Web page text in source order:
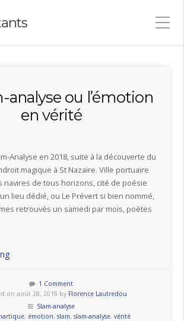
analyse ou l’émotion
en vérité
Analyse en 2018, suite à la découverte du
magique à St Nazaire. Ville portuaire
navires de tous horizons, cité de poésie
lieu dédié, ou Le Prévert si bien nommé,
retrouvés un samedi par mois, poètes
« La
analyse
ou
l’émotion
1 Comment
on août 28, 2018 by Florence Lautredou
Slam-analyse
, émotion, slam, slam-analyse, vérité